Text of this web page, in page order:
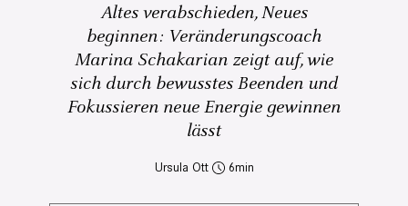
Altes verabschieden, Neues
beginnen: Veränderungscoach
Marina Schakarian zeigt auf, wie
sich durch bewusstes Beenden und
Fokussieren neue Energie gewinnen
lässt
Ursula Ott 6